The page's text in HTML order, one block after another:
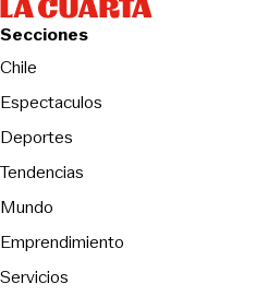
Secciones
Chile
Espectaculos
Deportes
Tendencias
Mundo
Emprendimiento
Servicios